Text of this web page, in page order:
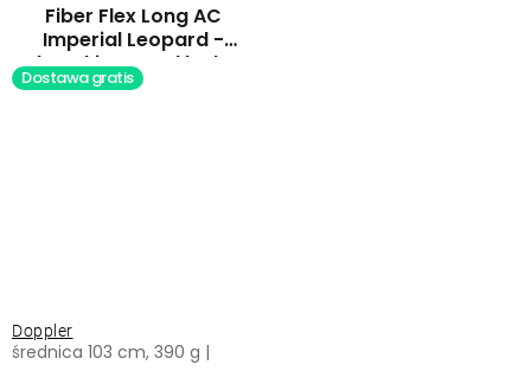
Fiber Flex Long AC
Imperial Leopard -
damski parasol laska
automatyczny
Dostawa gratis
Doppler
średnica 103 cm, 390 g |